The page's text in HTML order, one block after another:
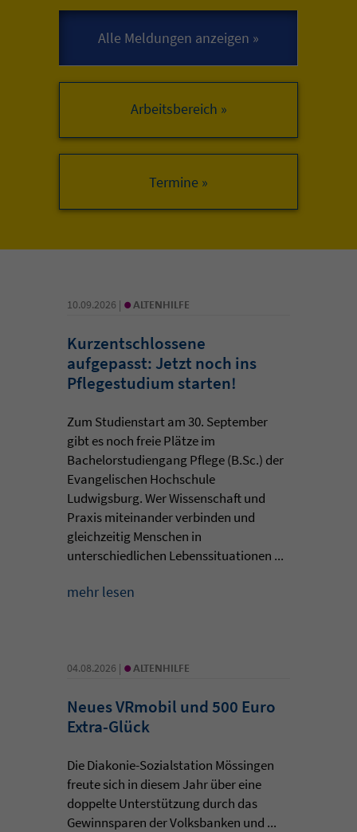
Arbeitsbereich »
10.09.2026 | • ALTENHILFE
Kurzentschlossene
aufgepasst: Jetzt noch ins
Pflegestudium starten!
Zum Studienstart am 30. September
gibt es noch freie Plätze im
Bachelorstudiengang Pflege (B.Sc.) der
Evangelischen Hochschule
Ludwigsburg. Wer Wissenschaft und
Praxis miteinander verbinden und
gleichzeitig Menschen in
unterschiedlichen Lebenssituationen ...
mehr lesen
04.08.2026 | • ALTENHILFE
Neues VRmobil und 500 Euro
Extra-Glück
Die Diakonie-Sozialstation Mössingen
freute sich in diesem Jahr über eine
doppelte Unterstützung durch das
Gewinnsparen der Volksbanken und ...